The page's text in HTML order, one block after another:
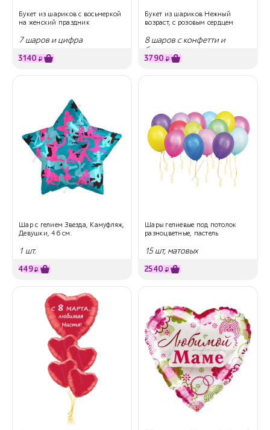
Букет из шариков с восьмеркой
на женский праздник
7 шаров и цифра
3140 ₽
Букет из шариков Нежный
возраст, с розовым сердцем
8 шаров с конфетти и
большое сердце
3790 ₽
Шар с гелием Звезда, Камуфляж,
Девушки, 46 см.
1 шт.
449₽
Шары гелиевые под потолок
разноцветные, пастель
15 шт, матовых
2540 ₽